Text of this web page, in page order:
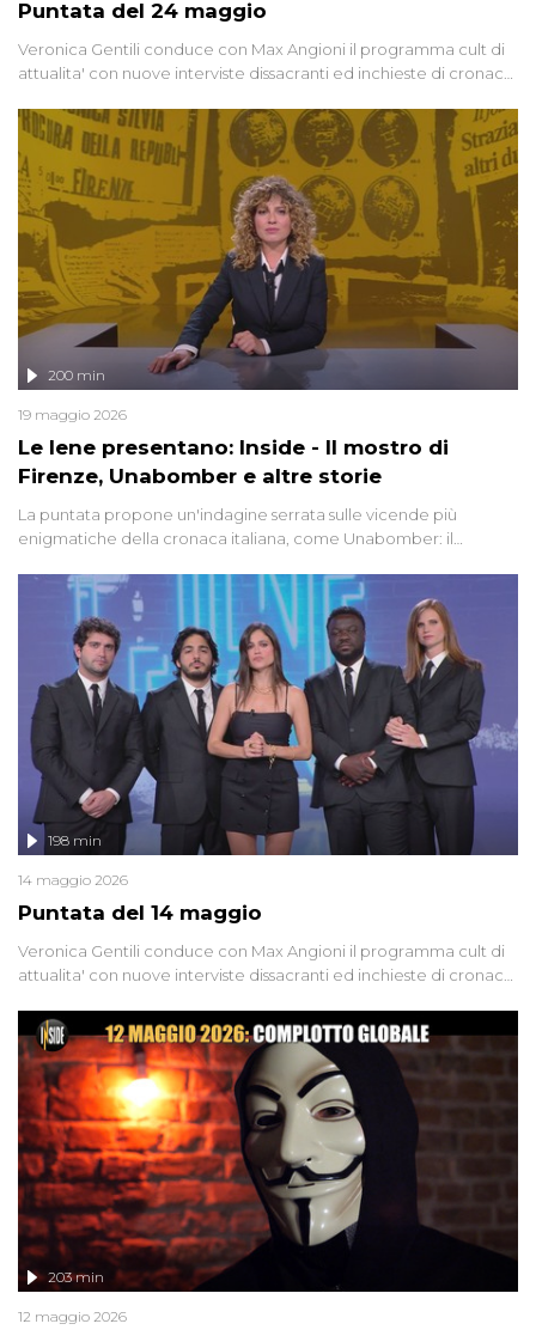
Puntata del 24 maggio
Veronica Gentili conduce con Max Angioni il programma cult di
attualita' con nuove interviste dissacranti ed inchieste di cronaca
Le Iene presentano: Inside - Il mostro di
Firenze, Unabomber e altre storie
200 min
19 maggio 2026
La puntata propone un'indagine serrata sulle vicende più
enigmatiche della cronaca italiana, come Unabomber: il
'90 e il 2000 che, inquietantemente, potrebbe essere ancora in
libertà. Lo speciale affronta inoltre le zone d'ombra sul Mostro di
Firenze, le cui responsabilità appaiono ancora oggi avvolte in un
groviglio di dubbi mai chiariti. Nel corso dello speciale anche
l'intervista inedita a Olindo Romano, realizzata ne...
Puntata del 14 maggio
198 min
14 maggio 2026
Veronica Gentili conduce con Max Angioni il programma cult di
attualita' con nuove interviste dissacranti ed inchieste di cronaca
203 min
12 maggio 2026